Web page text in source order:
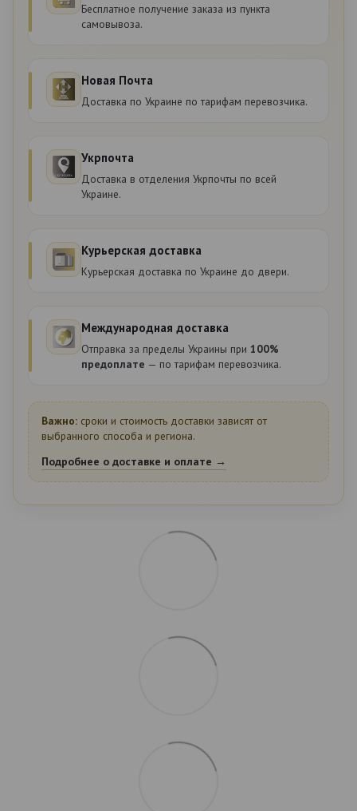
Бесплатное получение заказа из пункта
самовывоза.
Новая Почта
Доставка по Украине по тарифам перевозчика.
Укрпочта
Доставка в отделения Укрпочты по всей
Украине.
Курьерская доставка
Курьерская доставка по Украине до двери.
Международная доставка
Отправка за пределы Украины при 100%
предоплате — по тарифам перевозчика.
Важно: сроки и стоимость доставки зависят от
выбранного способа и региона.
Подробнее о доставке и оплате →